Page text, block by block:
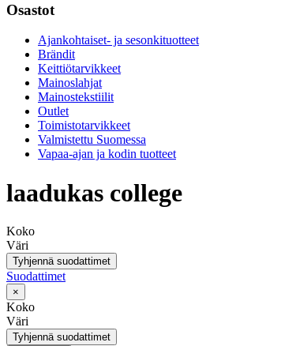
Osastot
Ajankohtaiset- ja sesonkituotteet
Brändit
Keittiötarvikkeet
Mainoslahjat
Mainostekstiilit
Outlet
Toimistotarvikkeet
Valmistettu Suomessa
Vapaa-ajan ja kodin tuotteet
laadukas college
Koko
Väri
Tyhjennä suodattimet
Suodattimet
×
Koko
Väri
Tyhjennä suodattimet